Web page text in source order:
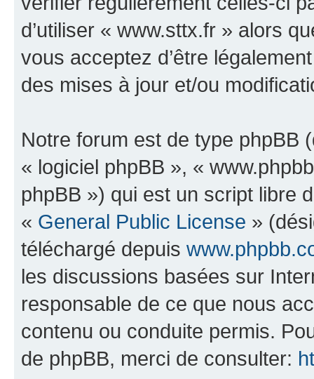
d’utiliser « www.sttx.fr » alors
vous acceptez d’être
des mises à jour et/ou
Notre forum est de type phpBB
« logiciel phpBB », «
phpBB ») qui est un script libre
« General Public License »
téléchargé depuis
les discussions basées sur
responsable de ce que nous
contenu ou conduite permis.
de phpBB, merci de consulter: